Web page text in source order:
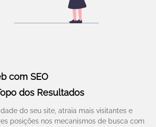
com SEO
dos Resultados
do seu site, atraia mais visitantes e
posições nos mecanismos de busca com